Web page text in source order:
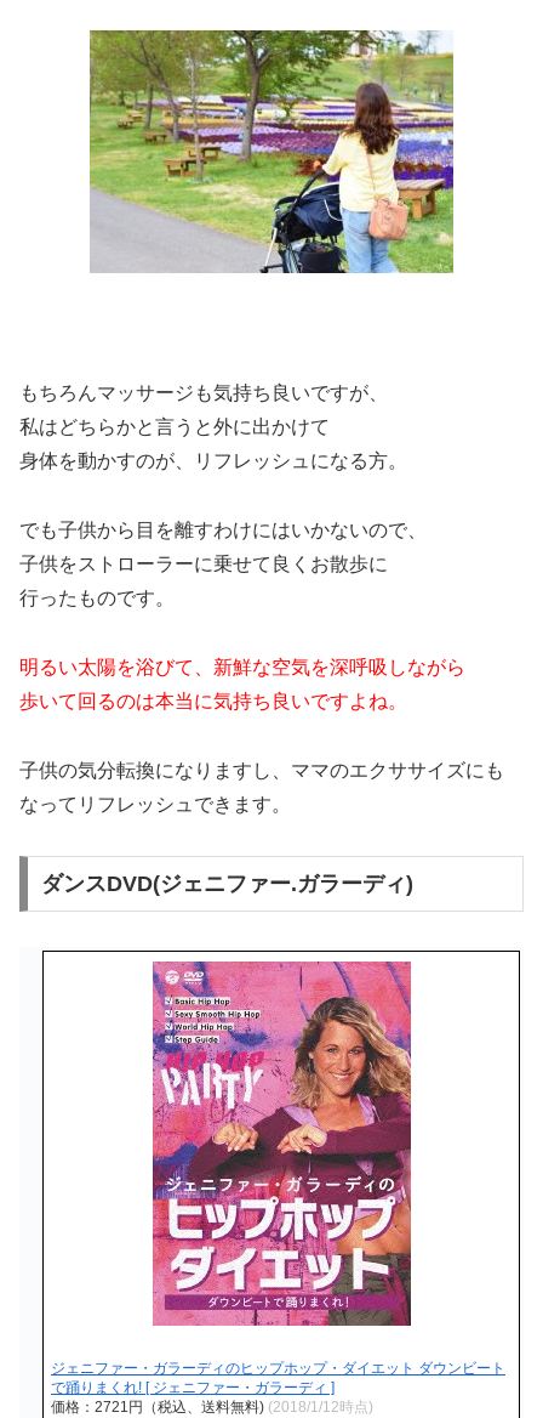
もちろんマッサージも気持ち良いですが、
私はどちらかと言うと外に出かけて
身体を動かすのが、リフレッシュになる方。
でも子供から目を離すわけにはいかないので、
子供をストローラーに乗せて良くお散歩に
行ったものです。
明るい太陽を浴びて、新鮮な空気を深呼吸しながら
歩いて回るのは本当に気持ち良いですよね。
子供の気分転換になりますし、ママのエクササイズにも
なってリフレッシュできます。
ダンスDVD(ジェニファー.ガラーディ)
ジェニファー・ガラーディのヒップホップ・ダイエット ダウンビート
で踊りまくれ! [ ジェニファー・ガラーディ ]
価格：2721円（税込、送料無料) (2018/1/12時点)